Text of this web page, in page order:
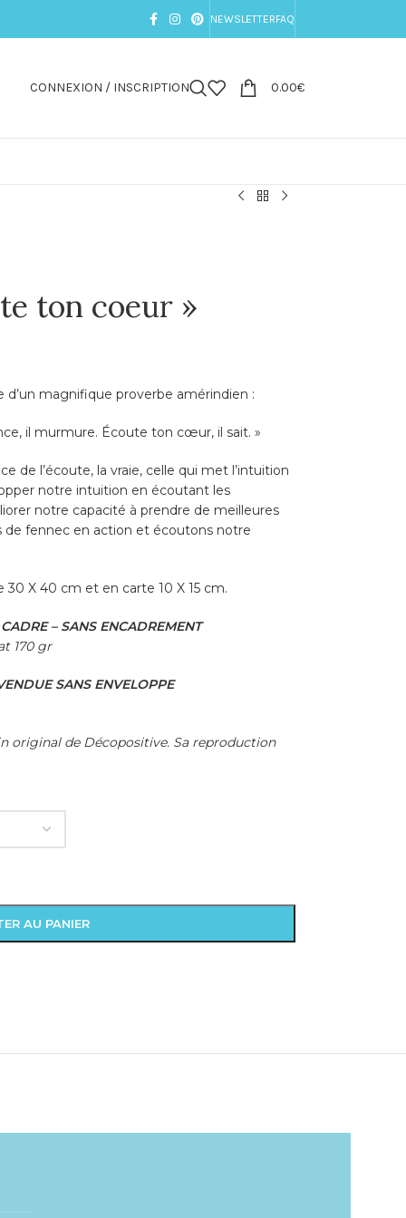
NEWSLETTERFAQ
CONNEXION / INSCRIPTION 0.00€
ton coeur »
magnifique proverbe amérindien :
il murmure. Écoute ton cœur, il sait. »
de l’écoute, la vraie, celle qui met l’intuition
notre intuition en écoutant les
notre capacité à prendre de meilleures
de fennec en action et écoutons notre
X 40 cm et en carte 10 X 15 cm.
– SANS ENCADREMENT
170 gr
SANS ENVELOPPE
original de Décopositive. Sa reproduction
AU PANIER